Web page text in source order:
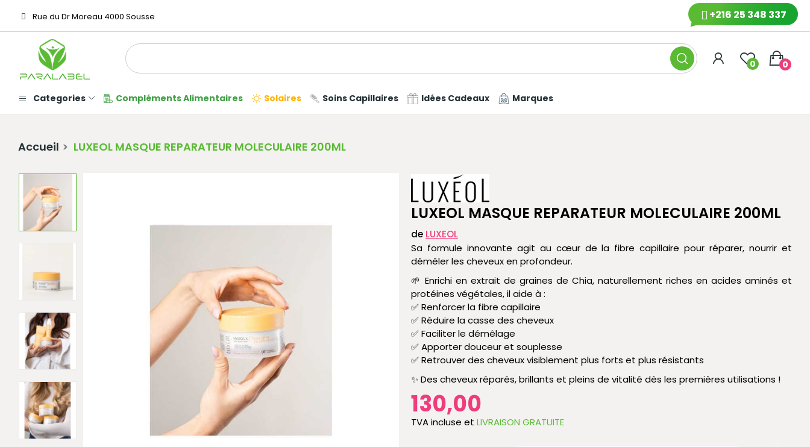
Rue du Dr Moreau 4000 Sousse +216 25 348 337
0 0
Categories Compléments Alimentaires Solaires Soins Capillaires Idées Cadeaux Marques
Accueil LUXEOL MASQUE REPARATEUR MOLECULAIRE 200ML
LUXEOL MASQUE REPARATEUR MOLECULAIRE 200ML
de LUXEOL
Sa formule innovante agit au cœur de la fibre capillaire pour réparer, nourrir et
démêler les cheveux en profondeur.
🌱 Enrichi en extrait de graines de Chia, naturellement riches en acides aminés et
protéines végétales, il aide à :
✅ Renforcer la fibre capillaire
✅ Réduire la casse des cheveux
✅ Faciliter le démêlage
✅ Apporter douceur et souplesse
✅ Retrouver des cheveux visiblement plus forts et plus résistants
✨ Des cheveux réparés, brillants et pleins de vitalité dès les premières utilisations !
130,00
TVA incluse et LIVRAISON GRATUITE